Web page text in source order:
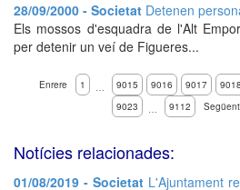
28/09/2000 - Societat Detenen
Els mossos d'esquadra de l'Alt
per detenir un veí de Figueres...
Enrere 1 … 9015 9016 9017 9018
9023
… 9112 Següent
Notícies relacionades:
01/08/2019 - SocietatL'Ajuntament